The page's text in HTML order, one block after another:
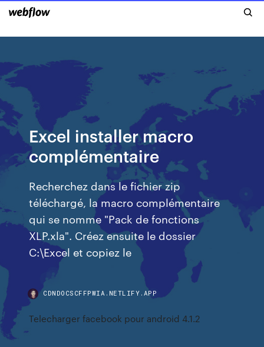
Excel installer macro
complémentaire
Recherchez dans le fichier zip
téléchargé, la macro complémentaire
qui se nomme "Pack de fonctions
XLP.xla". Créez ensuite le dossier
C:\Excel et copiez le
CDNDOCSCFFPWIA.NETLIFY.APP
Telecharger facebook pour android 4.1.2